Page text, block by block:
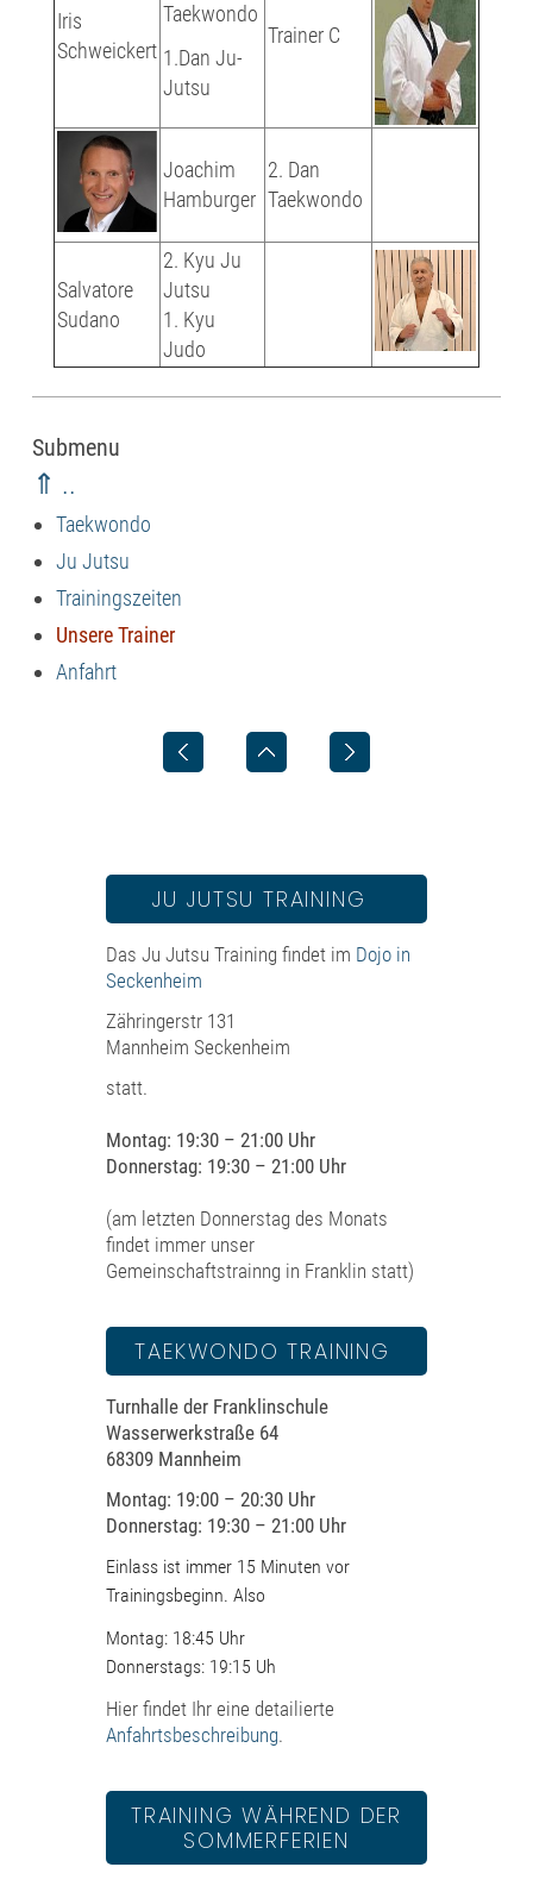
Iris
Schweickert
Taekwondo
1.Dan Ju-
Jutsu
Trainer C
Joachim
Hamburger
2. Dan
Taekwondo
Salvatore
Sudano
2. Kyu Ju
Jutsu
1. Kyu
Judo
Submenu
⇑ ..
Taekwondo
Ju Jutsu
Trainingszeiten
Unsere Trainer
Anfahrt
JU JUTSU TRAINING
Das Ju Jutsu Training findet im Dojo in
Seckenheim
Zähringerstr 131
Mannheim Seckenheim
statt.
Montag: 19:30 – 21:00 Uhr
Donnerstag: 19:30 – 21:00 Uhr
(am letzten Donnerstag des Monats
findet immer unser
Gemeinschaftstrainng in Franklin statt)
TAEKWONDO TRAINING
Turnhalle der Franklinschule
Wasserwerkstraße 64
68309 Mannheim
Montag: 19:00 – 20:30 Uhr
Donnerstag: 19:30 – 21:00 Uhr
Einlass ist immer 15 Minuten vor
Trainingsbeginn. Also
Montag: 18:45 Uhr
Donnerstags: 19:15 Uh
Hier findet Ihr eine detailierte
Anfahrtsbeschreibung.
TRAINING WÄHREND DER
SOMMERFERIEN